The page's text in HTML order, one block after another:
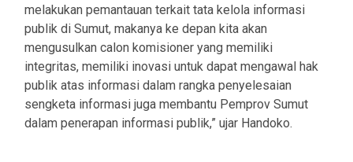
melakukan pemantauan terkait tata kelola informasi
publik di Sumut, makanya ke depan kita akan
mengusulkan calon komisioner yang memiliki
integritas, memiliki inovasi untuk dapat mengawal hak
publik atas informasi dalam rangka penyelesaian
sengketa informasi juga membantu Pemprov Sumut
dalam penerapan informasi publik,” ujar Handoko.